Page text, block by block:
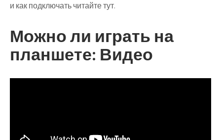
и как подключать читайте тут.
Можно ли играть на
планшете: Видео